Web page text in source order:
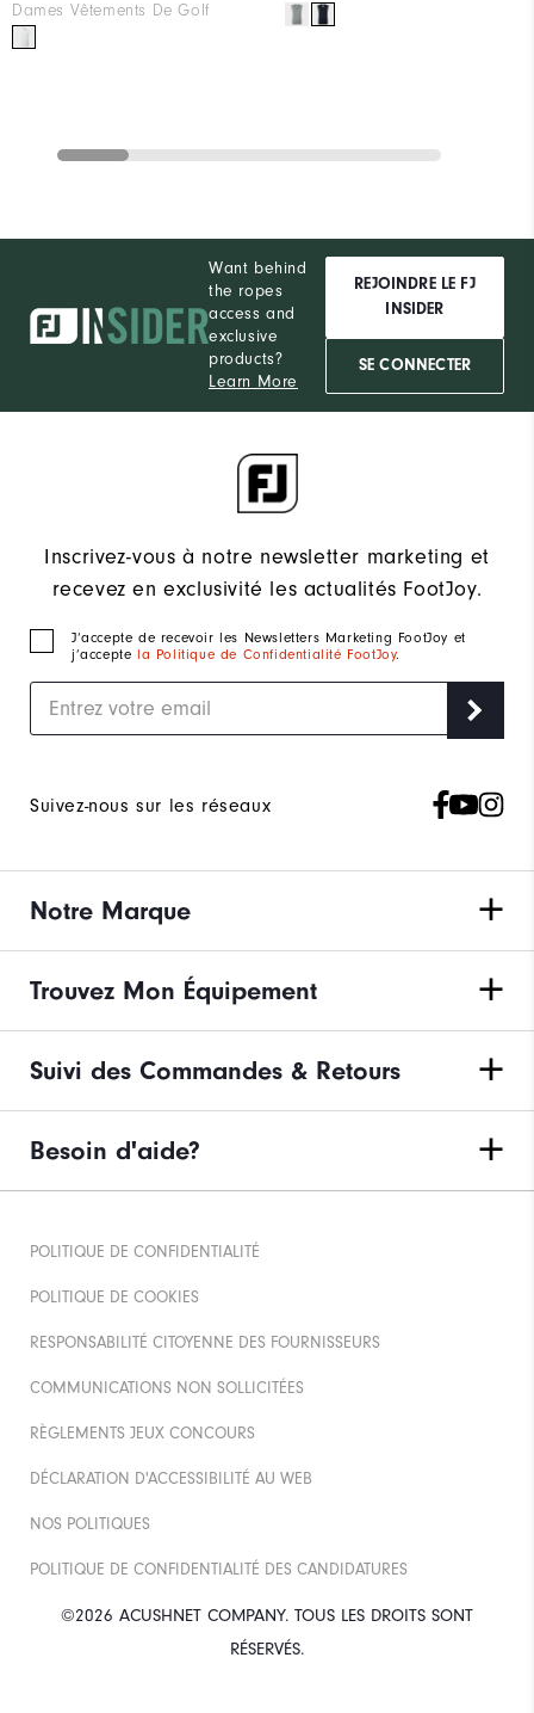
Dames Vêtements De Golf
Want behind
the ropes
access and
exclusive
products?
Learn More
REJOINDRE LE FJ
INSIDER
SE CONNECTER
Inscrivez-vous à notre newsletter marketing et
recevez en exclusivité les actualités FootJoy.
J‘accepte de recevoir les Newsletters Marketing FootJoy et
j’accepte la Politique de Confidentialité FootJoy.
Suivez-nous sur les réseaux
Notre Marque
Trouvez Mon Équipement
Suivi des Commandes & Retours
Besoin d'aide?
©2026 ACUSHNET COMPANY. TOUS LES DROITS SONT
RÉSERVÉS.
POLITIQUE DE CONFIDENTIALITÉ
POLITIQUE DE COOKIES
RESPONSABILITÉ CITOYENNE DES FOURNISSEURS
COMMUNICATIONS NON SOLLICITÉES
RÈGLEMENTS JEUX CONCOURS
DÉCLARATION D'ACCESSIBILITÉ AU WEB
NOS POLITIQUES
POLITIQUE DE CONFIDENTIALITÉ DES CANDIDATURES